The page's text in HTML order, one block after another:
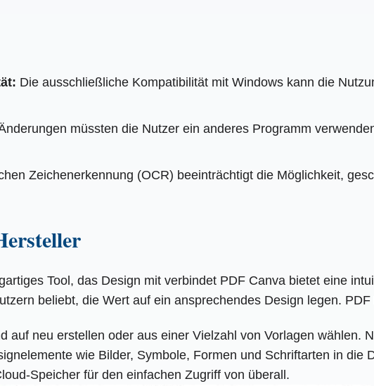
Die ausschließliche Kompatibilität mit Windows kann die
müssten die Nutzer ein anderes Programm
Zeichenerkennung (OCR) beeinträchtigt die Möglichkeit,
Tool, das Design mit verbindet PDF Canva bietet eine
beliebt, die Wert auf ein ansprechendes Design legen. PDF
auf neu erstellen oder aus einer Vielzahl von Vorlagen wählen.
wie Bilder, Symbole, Formen und Schriftarten in die
Speicher für den einfachen Zugriff von überall.